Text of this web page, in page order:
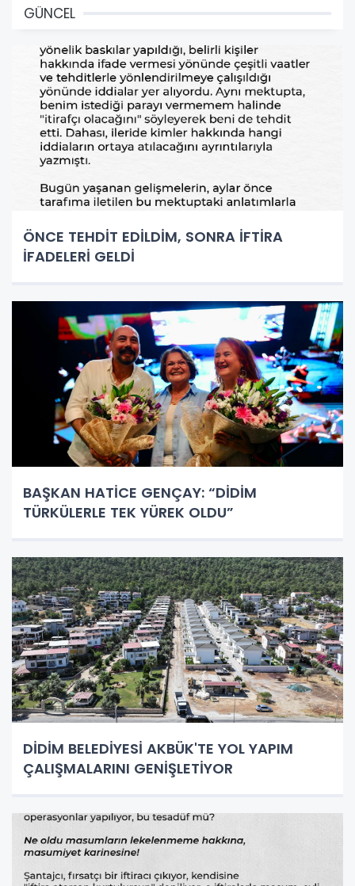
GÜNCEL
ÖNCE TEHDİT EDİLDİM, SONRA İFTİRA
İFADELERİ GELDİ
BAŞKAN HATİCE GENÇAY: “DİDİM
TÜRKÜLERLE TEK YÜREK OLDU”
DİDİM BELEDİYESİ AKBÜK'TE YOL YAPIM
ÇALIŞMALARINI GENİŞLETİYOR